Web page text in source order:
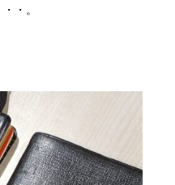
・。